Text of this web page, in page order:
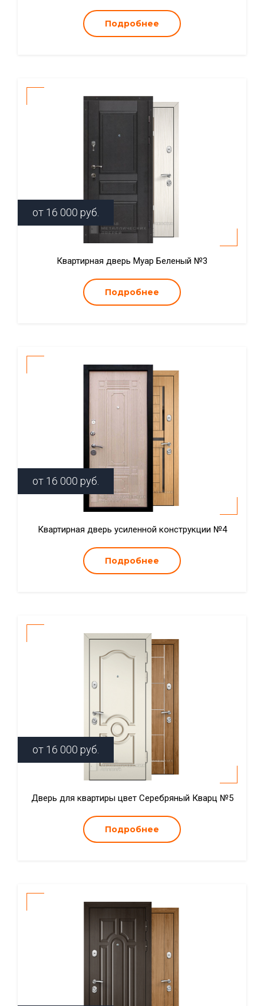
Подробнее
от 16 000 руб.
Квартирная дверь Муар Беленый №3
Подробнее
от 16 000 руб.
Квартирная дверь усиленной конструкции №4
Подробнее
от 16 000 руб.
Дверь для квартиры цвет Серебряный Кварц №5
Подробнее